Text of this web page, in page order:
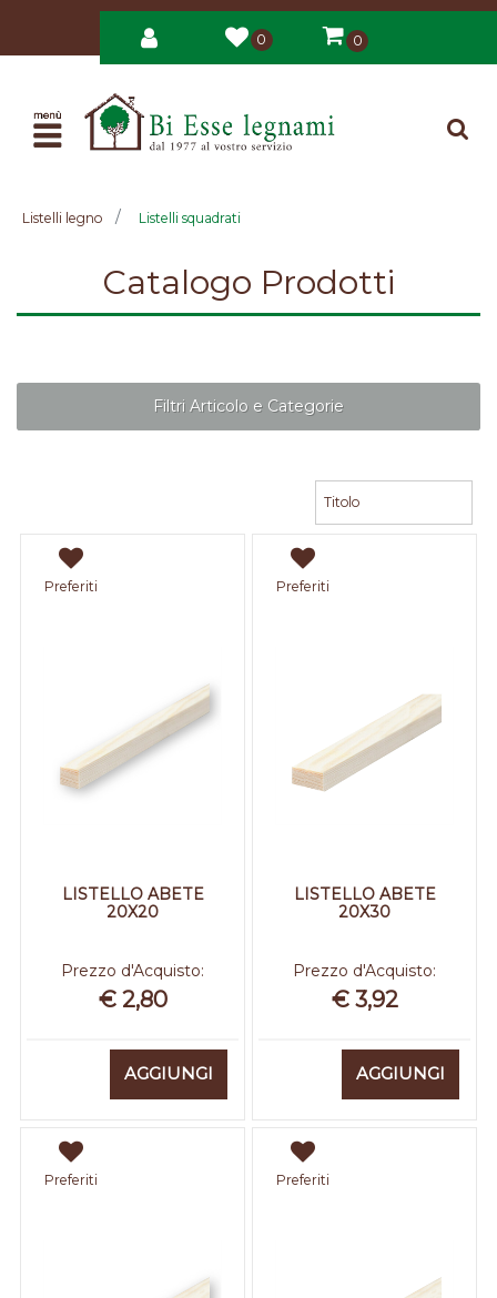
0 0
Open
Listelli legno Listelli squadrati
Catalogo Prodotti
Filtri Articolo e Categorie
Preferiti
LISTELLO ABETE
20X20
Prezzo d'Acquisto:
€ 2,80
AGGIUNGI
Preferiti
LISTELLO ABETE
20X30
Prezzo d'Acquisto:
€ 3,92
AGGIUNGI
Preferiti Preferiti